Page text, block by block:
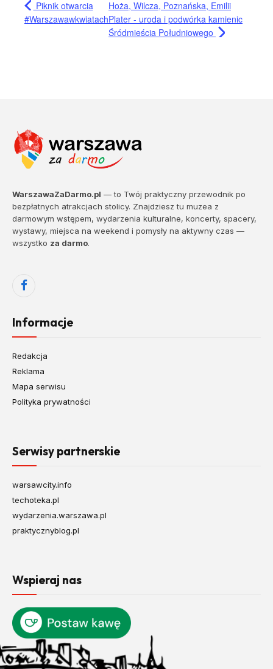
Piknik otwarcia
#Warszawawkwiatach
Hoża, Wilcza, Poznańska, Emilii
Plater - uroda i podwórka kamienic
Śródmieścia Południowego
WarszawaZaDarmo.pl — to Twój praktyczny przewodnik po
bezpłatnych atrakcjach stolicy. Znajdziesz tu muzea z
darmowym wstępem, wydarzenia kulturalne, koncerty, spacery,
wystawy, miejsca na weekend i pomysły na aktywny czas —
wszystko za darmo.
Facebook
Informacje
Redakcja
Reklama
Mapa serwisu
Polityka prywatności
Serwisy partnerskie
warsawcity.info
techoteka.pl
wydarzenia.warszawa.pl
praktycznyblog.pl
Wspieraj nas